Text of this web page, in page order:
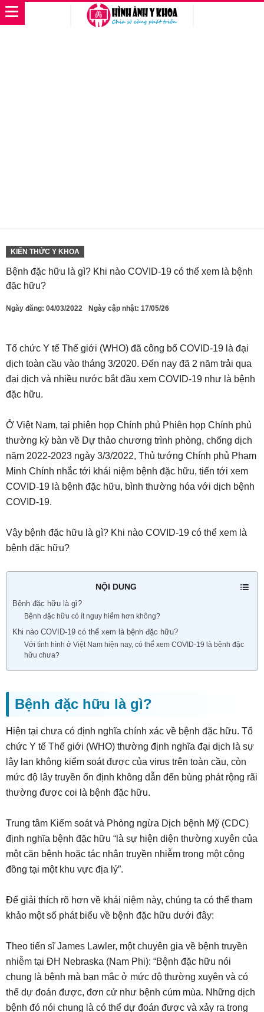
KIẾN THỨC Y KHOA
Bệnh đặc hữu là gì? Khi nào COVID-19 có thể xem là bệnh
đặc hữu?
Ngày đăng: 04/03/2022 Ngày cập nhật: 17/05/26
Tổ chức Y tế Thế giới (WHO) đã công bố COVID-19 là đại
dịch toàn cầu vào tháng 3/2020. Đến nay đã 2 năm trải qua
đại dịch và nhiều nước bắt đầu xem COVID-19 như là bệnh
đặc hữu.
Ở Việt Nam, tại phiên họp Chính phủ Phiên họp Chính phủ
thường kỳ bàn về Dự thảo chương trình phòng, chống dịch
năm 2022-2023 ngày 3/3/2022, Thủ tướng Chính phủ Phạm
Minh Chính nhắc tới khái niệm bệnh đặc hữu, tiến tới xem
COVID-19 là bệnh đặc hữu, bình thường hóa với dịch bệnh
COVID-19.
Vậy bệnh đặc hữu là gì? Khi nào COVID-19 có thể xem là
bệnh đặc hữu?
NỘI DUNG
Bệnh đặc hữu là gì?
Bệnh đặc hữu có ít nguy hiểm hơn không?
Khi nào COVID-19 có thể xem là bệnh đặc hữu?
Với tình hình ở Việt Nam hiện nay, có thể xem COVID-19 là bệnh đặc
hữu chưa?
Bệnh đặc hữu là gì?
Hiện tại chưa có định nghĩa chính xác về bệnh đặc hữu. Tổ
chức Y tế Thế giới (WHO) thường định nghĩa đại dịch là sự
lây lan không kiểm soát được của virus trên toàn cầu, còn
mức độ lây truyền ổn định không dẫn đến bùng phát rộng rãi
thường được coi là bệnh đặc hữu.
Trung tâm Kiểm soát và Phòng ngừa Dịch bệnh Mỹ (CDC)
định nghĩa bệnh đặc hữu “là sự hiện diện thường xuyên của
một căn bệnh hoặc tác nhân truyền nhiễm trong một cộng
đồng tại một khu vực địa lý”.
Để giải thích rõ hơn về khái niệm này, chúng ta có thể tham
khảo một số phát biểu về bệnh đặc hữu dưới đây:
Theo tiến sĩ James Lawler, một chuyên gia về bệnh truyền
nhiễm tại ĐH Nebraska (Nam Phi): “Bệnh đặc hữu nói
chung là bệnh mà bạn mắc ở mức độ thường xuyên và có
thể dự đoán được, đơn cử như bệnh cúm mùa. Những dịch
bệnh đó nói chung là có thể dự đoán được và xảy ra trong